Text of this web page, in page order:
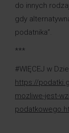
do innych
gdy
podatnika”.
***
#WIĘCEJ w
https://
mozliwe-jest-